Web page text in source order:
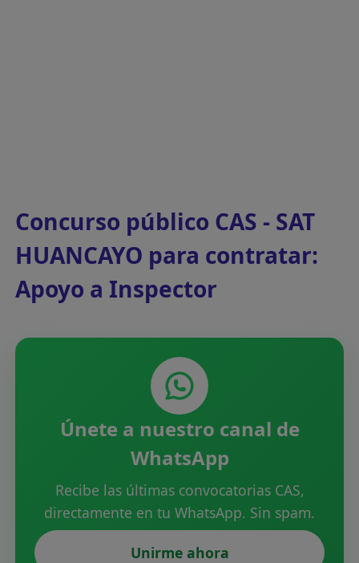
Concurso público CAS - SAT
HUANCAYO para contratar:
Apoyo a Inspector
Únete a nuestro canal de
WhatsApp
Recibe las últimas convocatorias CAS,
directamente en tu WhatsApp. Sin spam.
Unirme ahora